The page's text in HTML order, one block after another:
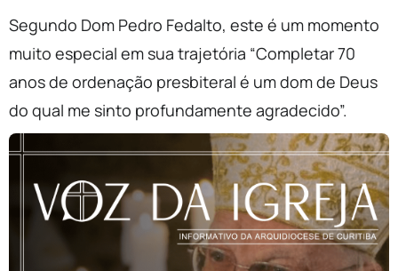
Segundo Dom Pedro Fedalto, este é um momento
muito especial em sua trajetória “Completar 70
anos de ordenação presbiteral é um dom de Deus
do qual me sinto profundamente agradecido”.